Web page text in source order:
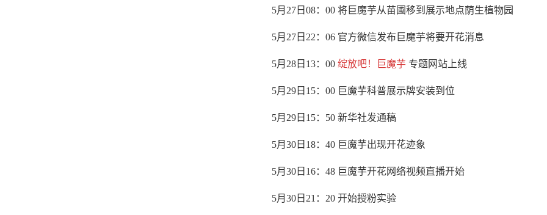
5月 27日08： 00 将巨魔芋从苗圃移到展示地点荫生植物园
5月 27日 22 ： 06 官方微信发布巨魔芋将要开花消息
5月 28日 13： 00 绽放吧！巨魔芋 专题网站上线
5月 29日 15： 00 巨魔芋科普展示牌安装到位
5月 29日 15： 50 新华社发通稿
5月 30日 18： 40 巨魔芋出现开花迹象
5月 30日 16： 48 巨魔芋开花网络视频直播开始
5月 30日 21 ： 20 开始授粉实验